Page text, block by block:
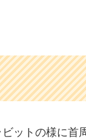
ットの様に